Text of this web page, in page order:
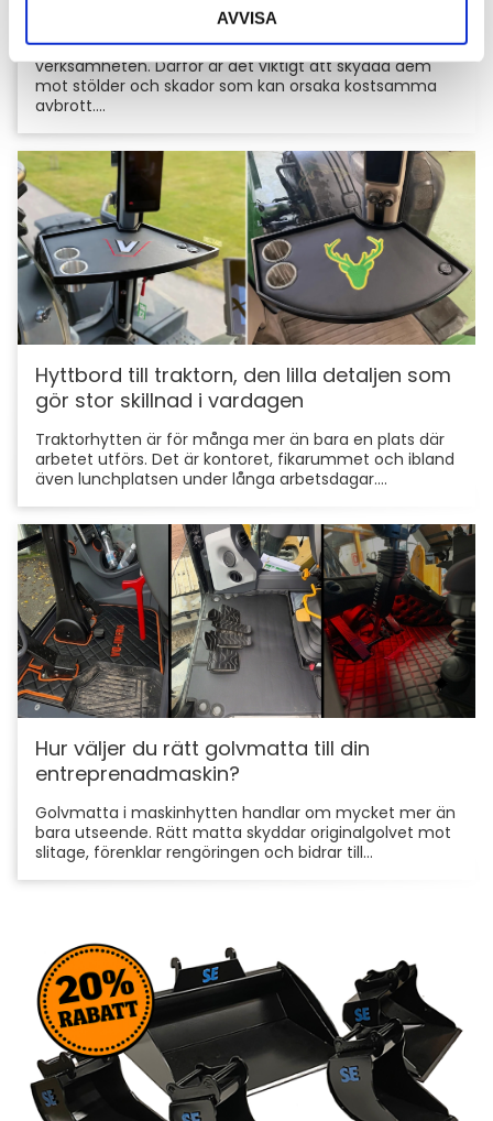
AVVISA
skyddar du din maskin och utrustning
För entreprenörer är maskinerna hjärtat i
verksamheten. Därför är det viktigt att skydda dem
mot stölder och skador som kan orsaka kostsamma
avbrott....
Hyttbord till traktorn, den lilla detaljen som
gör stor skillnad i vardagen
Traktorhytten är för många mer än bara en plats där
arbetet utförs. Det är kontoret, fikarummet och ibland
även lunchplatsen under långa arbetsdagar....
Hur väljer du rätt golvmatta till din
entreprenadmaskin?
Golvmatta i maskinhytten handlar om mycket mer än
bara utseende. Rätt matta skyddar originalgolvet mot
slitage, förenklar rengöringen och bidrar till...